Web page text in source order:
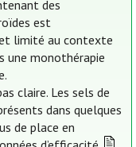
des
est
limité au contexte
une monothérapie
claire. Les sels de
dans quelques
de place en